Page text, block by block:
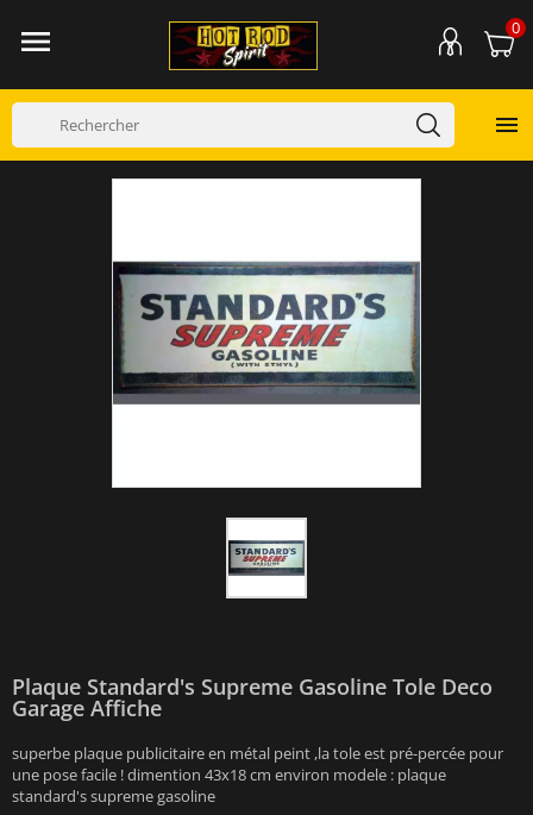
 0

Plaque Standard's Supreme Gasoline Tole Deco
Garage Affiche
superbe plaque publicitaire en métal peint ,la tole est pré-percée pour
une pose facile ! dimention 43x18 cm environ modele : plaque
standard's supreme gasoline